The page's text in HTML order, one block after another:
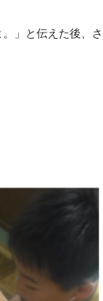
」と伝えた後、さ